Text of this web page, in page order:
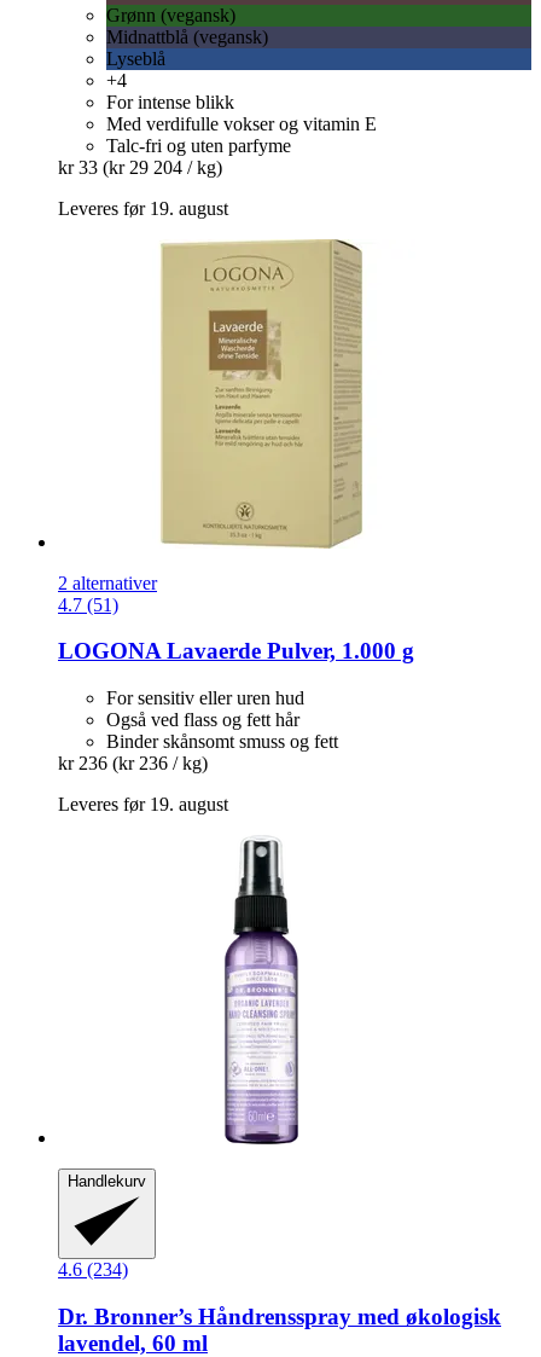
Grønn (vegansk)
Midnattblå (vegansk)
Lyseblå
+4
For intense blikk
Med verdifulle vokser og vitamin E
Talc-fri og uten parfyme
kr 33 (kr 29 204 / kg)
Leveres før 19. august
2 alternativer
4.7 (51)
LOGONALavaerde Pulver, 1.000 g
For sensitiv eller uren hud
Også ved flass og fett hår
Binder skånsomt smuss og fett
kr 236 (kr 236 / kg)
Leveres før 19. august
Handlekurv
4.6 (234)
Dr. Bronner’s Håndrensspray med økologisk
lavendel, 60 ml